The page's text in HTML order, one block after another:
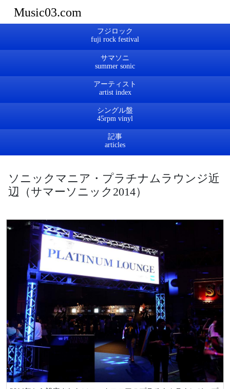
Music03.com
フジロック
サマソニ
アーティスト
シングル盤
記事
ソニックマニア・プラチナムラウンジ近
辺（サマーソニック2014）